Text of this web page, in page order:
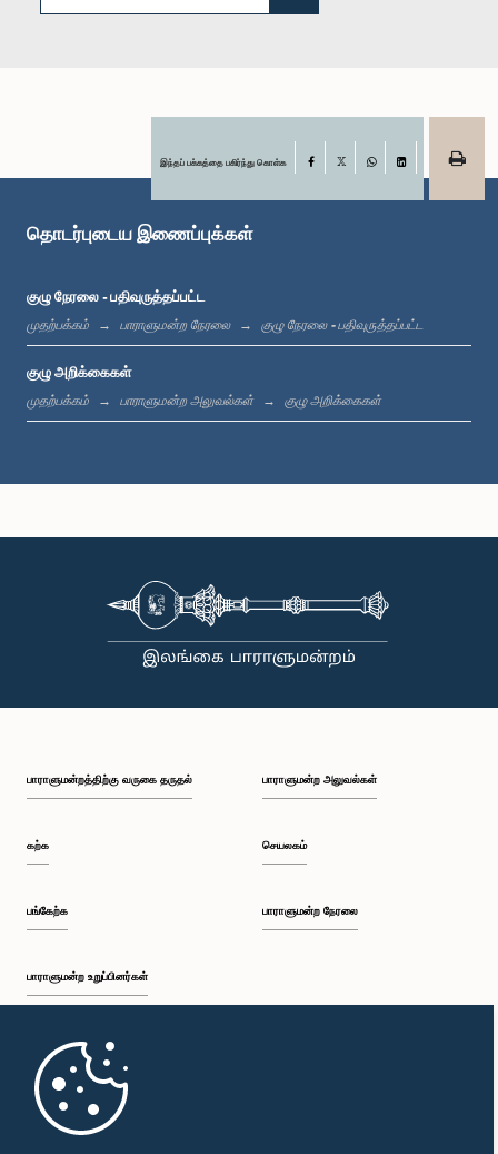
கௌரவ அப்துல் ஹலீம், பா.உ.
உறுப்பினர்
கௌரவ (டாக்டர்) கயாஷான் நவனந்த, பா.உ.
உறுப்பினர்
இந்தப் பக்கத்தை பகிர்ந்து கொள்க Facebook
LinkedIn
தொடர்புடைய இணைப்புக்கள்
குழு நேரலை - பதிவுருத்தப்பட்ட
முதற்பக்கம் பாராளுமன்ற நேரலை குழு நேரலை - பதிவுருத்தப்பட்ட
குழு அறிக்கைகள்
முதற்பக்கம் பாராளுமன்ற அலுவல்கள் குழு அறிக்கைகள்
பாராளுமன்றத்திற்கு வருகை தருதல்
கற்க
பங்கேற்க
பாராளுமன்ற உறுப்பினர்கள்
முதற்பக்கம்
பாராளுமன்ற அலுவல்கள்
செயலகம்
பாராளுமன்ற நேரலை
பாராளுமன்ற கையடக்க செயலி